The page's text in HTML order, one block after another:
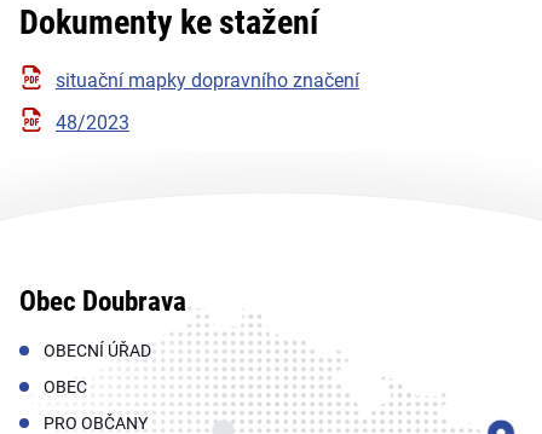
Dokumenty ke stažení
situační mapky dopravního značení
48/2023
Obec Doubrava
OBECNÍ ÚŘAD
OBEC
PRO OBČANY